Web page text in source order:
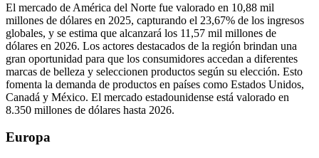
El mercado de América del Norte fue valorado en 10,88 mil
millones de dólares en 2025, capturando el 23,67% de los ingresos
globales, y se estima que alcanzará los 11,57 mil millones de
dólares en 2026. Los actores destacados de la región brindan una
gran oportunidad para que los consumidores accedan a diferentes
marcas de belleza y seleccionen productos según su elección. Esto
fomenta la demanda de productos en países como Estados Unidos,
Canadá y México. El mercado estadounidense está valorado en
8.350 millones de dólares hasta 2026.
Europa